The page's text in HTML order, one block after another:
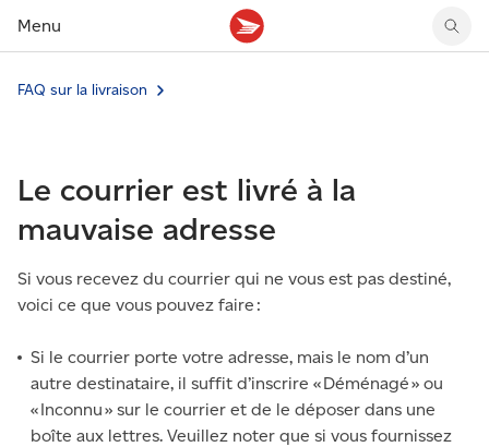
Menu
Faire un envoi au Canada
Acheter timbres et fournitures d’emballage
Conseils d’expédition
Gérer courrier et colis
Boîtes postales et casiers
Cartes et services prépayés
Proposer un timbre
Magazine En détail
FAQ sur la livraison
Le courrier est livré à la
mauvaise adresse
Si vous recevez du courrier qui ne vous est pas destiné,
voici ce que vous pouvez faire :
Si le courrier porte votre adresse, mais le nom d’un
autre destinataire, il suffit d’inscrire « Déménagé » ou
« Inconnu » sur le courrier et de le déposer dans une
boîte aux lettres. Veuillez noter que si vous fournissez